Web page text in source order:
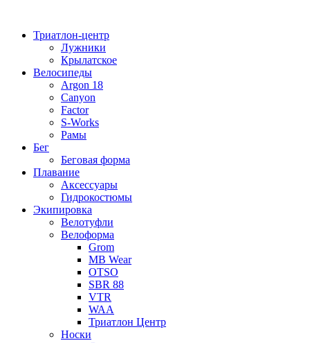
содержимому
Триатлон-центр
Лужники
Крылатское
Велосипеды
Argon 18
Canyon
Factor
S-Works
Рамы
Бег
Беговая форма
Плавание
Аксессуары
Гидрокостюмы
Экипировка
Велотуфли
Велоформа
Grom
MB Wear
OTSO
SBR 88
VTR
WAA
Триатлон Центр
Носки